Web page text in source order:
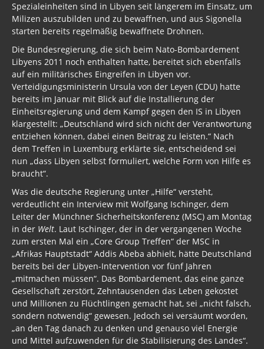
Spezialeinheiten sind in Libyen seit längerem im Einsatz, um
Milizen auszubilden und zu bewaffnen, und aus Sigonella
starten bereits regelmäßig bewaffnete Drohnen.
Die Bundesregierung, die sich beim Nato-Bombardement
Libyens 2011 noch enthalten hatte, bereitet sich ebenfalls
auf ein militärisches Eingreifen in Libyen vor.
Verteidigungsministerin Ursula von der Leyen (CDU) hatte
bereits im Januar mit Blick auf die Installierung der
Einheitsregierung und dem Kampf gegen den IS in Libyen
klargestellt: „Deutschland wird sich nicht der Verantwortung
entziehen können, dabei einen Beitrag zu leisten.“ Nach
dem Treffen in Luxemburg erklärte sie, entscheidend sei
nun „dass Libyen selbst formuliert, welche Form von Hilfe es
braucht“.
Was die deutsche Regierung unter „Hilfe“ versteht,
verdeutlicht ein Interview mit Wolfgang Ischinger, dem
Leiter der Münchner Sicherheitskonferenz (MSC) am Montag
in der Welt. Laut Ischinger, der in der vergangenen Woche
zum ersten Mal ein „Core Group Treffen“ der MSC in
„Afrikas Hauptstadt“ Addis Abeba abhielt, hätte Deutschland
bereits bei der Libyen-Intervention vor fünf Jahren
„mitmachen müssen“. Das Bombardement, das eine ganze
Gesellschaft zerstört, Zehntausenden das Leben gekostet
und Millionen zu Flüchtlingen gemacht hat, sei „nicht falsch,
sondern notwendig“ gewesen. Jedoch sei versäumt worden,
„an den Tag danach zu denken und genauso viel Energie
und Mittel aufzuwenden für die Stabilisierung des Landes“.